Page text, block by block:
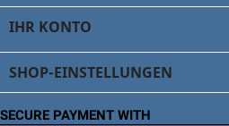
IHR KONTO
SHOP-EINSTELLUNGEN
SECURE PAYMENT WITH